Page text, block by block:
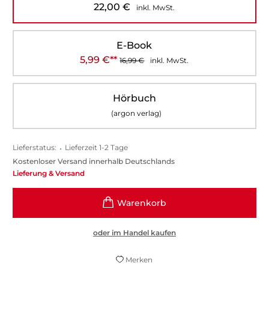
22,00€ inkl. MwSt.
E-Book
5,99€** 16,99€ inkl. MwSt.
Hörbuch
(argon verlag)
Lieferstatus: • Lieferzeit 1-2 Tage
Kostenloser Versand innerhalb Deutschlands
Lieferung & Versand
oder im Handel kaufen
Merken